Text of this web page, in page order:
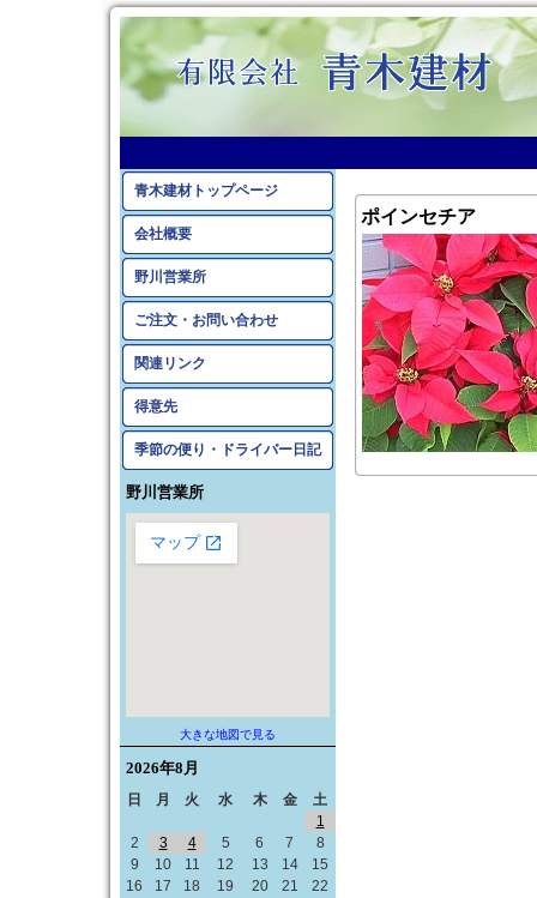
青木建材トップページ
会社概要
野川営業所
ご注文・お問い合わせ
関連リンク
得意先
季節の便り・ドライバー日記
野川営業所
大きな地図で見る
2026年8月
日 月 火 水 木 金 土
1
2
3 4 5 6 7
8
9
10 11 12 13 14
15
16
17 18 19 20 21
22
ポインセチア